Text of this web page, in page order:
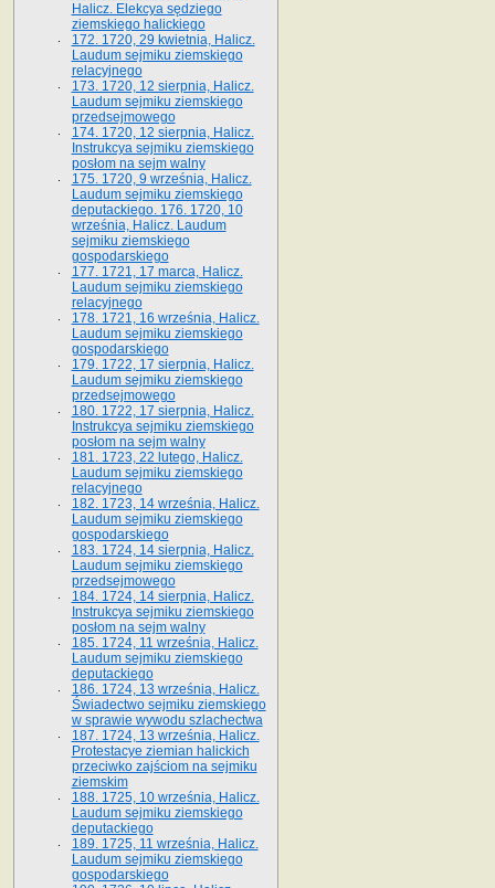
Halicz. Elekcya sędziego
ziemskiego halickiego
172. 1720, 29 kwietnia, Halicz.
Laudum sejmiku ziemskiego
relacyjnego
173. 1720, 12 sierpnia, Halicz.
Laudum sejmiku ziemskiego
przedsejmowego
174. 1720, 12 sierpnia, Halicz.
Instrukcya sejmiku ziemskiego
posłom na sejm walny
175. 1720, 9 września, Halicz.
Laudum sejmiku ziemskiego
deputackiego. 176. 1720, 10
września, Halicz. Laudum
sejmiku ziemskiego
gospodarskiego
177. 1721, 17 marca, Halicz.
Laudum sejmiku ziemskiego
relacyjnego
178. 1721, 16 września, Halicz.
Laudum sejmiku ziemskiego
gospodarskiego
179. 1722, 17 sierpnia, Halicz.
Laudum sejmiku ziemskiego
przedsejmowego
180. 1722, 17 sierpnia, Halicz.
Instrukcya sejmiku ziemskiego
posłom na sejm walny
181. 1723, 22 lutego, Halicz.
Laudum sejmiku ziemskiego
relacyjnego
182. 1723, 14 września, Halicz.
Laudum sejmiku ziemskiego
gospodarskiego
183. 1724, 14 sierpnia, Halicz.
Laudum sejmiku ziemskiego
przedsejmowego
184. 1724, 14 sierpnia, Halicz.
Instrukcya sejmiku ziemskiego
posłom na sejm walny
185. 1724, 11 września, Halicz.
Laudum sejmiku ziemskiego
deputackiego
186. 1724, 13 września, Halicz.
Świadectwo sejmiku ziemskiego
w sprawie wywodu szlachectwa
187. 1724, 13 września, Halicz.
Protestacye ziemian halickich
przeciwko zajściom na sejmiku
ziemskim
188. 1725, 10 września, Halicz.
Laudum sejmiku ziemskiego
deputackiego
189. 1725, 11 września, Halicz.
Laudum sejmiku ziemskiego
gospodarskiego